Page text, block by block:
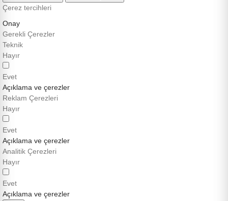
Çerez tercihleri
Onay
Gerekli Çerezler
Teknik
Hayır
Evet
Açıklama ve çerezler
Reklam Çerezleri
Hayır
Evet
Açıklama ve çerezler
Analitik Çerezleri
Hayır
Evet
Açıklama ve çerezler